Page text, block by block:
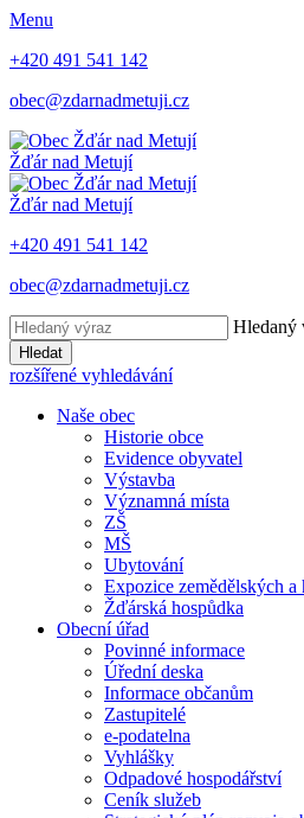
Menu
+420 491 541 142
obec@zdarnadmetuji.cz
Žďár nad Metují
Žďár nad Metují
+420 491 541 142
obec@zdarnadmetuji.cz
Hledaný
Hledat
rozšířené vyhledávání
Naše obec
Historie obce
Evidence obyvatel
Výstavba
Významná místa
ZŠ
MŠ
Ubytování
Expozice zemědělských a
Žďárská hospůdka
Obecní úřad
Povinné informace
Úřední deska
Informace občanům
Zastupitelé
e-podatelna
Vyhlášky
Odpadové hospodářství
Ceník služeb